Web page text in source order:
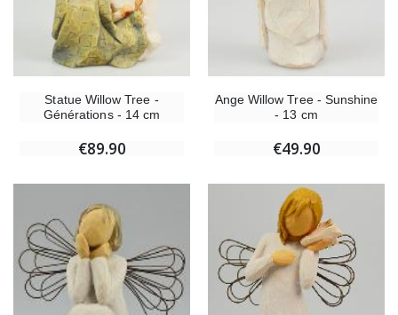
Statue Willow Tree -
Générations - 14 cm
€89.90
Ange Willow Tree - Sunshine
- 13 cm
€49.90